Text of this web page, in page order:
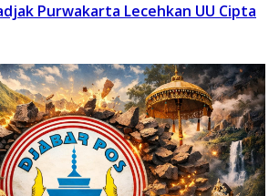
Purwakarta Lecehkan UU Cipta